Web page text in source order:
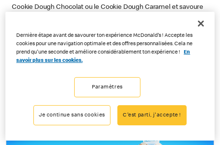
Cookie Dough Chocolat ou le Cookie Dough Caramel et savoure
Je découvre
Dernière étape avant de savourer ton expérience McDonald's ! Accepte les
cookies pour une navigation optimale et des offres personnalisées. Cela ne
prend qu'une seconde et améliore considérablement ton expérience !
En
savoir plus sur les cookies.
Paramètres
Je continue sans cookies C'est parti, j'accepte !